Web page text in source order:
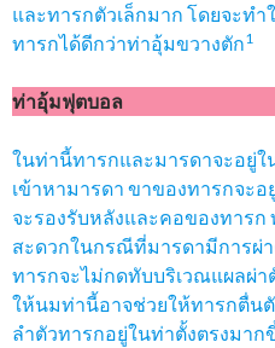
และทารกตัวเล็กมาก โดยจะท
ทารกได้ดีกว่าท่าอุ้มขวางตัก1
ท่าอุ้มฟุตบอล
ในท่านี้ทารกและมารดาจะอยู่
เข้าหามารดา ขาของทารกจะ
จะรองรับหลังและคอของทาร
สะดวกในกรณีที่มารดามีการผ่
ทารกจะไม่กดทับบริเวณแผลผ่
ให้นมท่านี้อาจช่วยให้ทารกตื่น
ลำตัวทารกอยู่ในท่าตั้งตรงมาก